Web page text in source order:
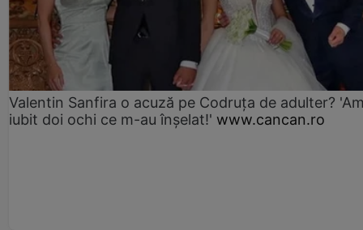
Valentin Sanfira o acuză pe Codruța de adulter?
iubit doi ochi ce m-au înșelat!' www.cancan.ro